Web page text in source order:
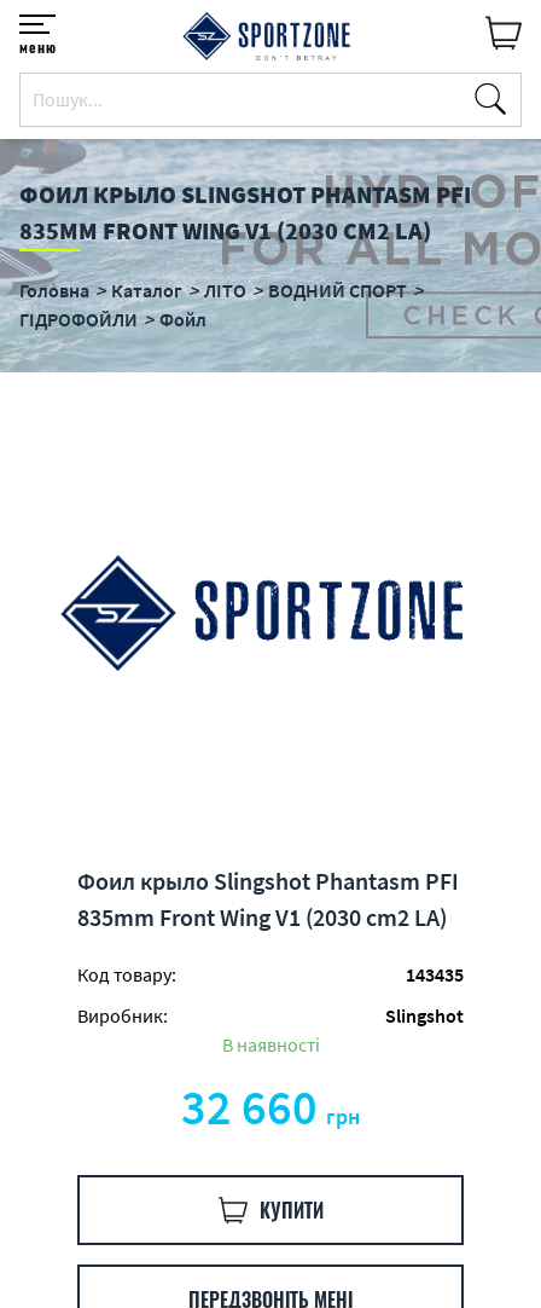
меню
ФОИЛ КРЫЛО SLINGSHOT PHANTASM PFI
835MM FRONT WING V1 (2030 CM2 LA)
Головна Каталог ЛІТО
ВОДНИЙ СПОРТ
ГІДРОФОЙЛИ
Фойл
Фоил крыло Slingshot Phantasm PFI
835mm Front Wing V1 (2030 cm2 LA)
Код товару:
143435
Виробник:
Slingshot
В наявності
32 660 грн
КУПИТИ
ПЕРЕДЗВОНІТЬ МЕНІ